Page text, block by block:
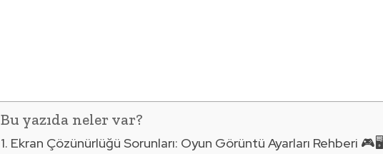
Bu yazıda neler var?
Ekran Çözünürlüğü Sorunları: Oyun Görüntü Ayarları Rehberi 🎮🖥️